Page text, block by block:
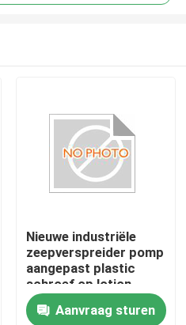
Nieuwe industriële
zeepverspreider pomp
aangepast plastic
schroef op lotion
pomp K201-4
Aanvraag sturen